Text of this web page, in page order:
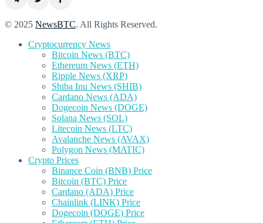
© 2025 NewsBTC. All Rights Reserved.
Cryptocurrency News
Bitcoin News (BTC)
Ethereum News (ETH)
Ripple News (XRP)
Shiba Inu News (SHIB)
Cardano News (ADA)
Dogecoin News (DOGE)
Solana News (SOL)
Litecoin News (LTC)
Avalanche News (AVAX)
Polygon News (MATIC)
Crypto Prices
Binance Coin (BNB) Price
Bitcoin (BTC) Price
Cardano (ADA) Price
Chainlink (LINK) Price
Dogecoin (DOGE) Price